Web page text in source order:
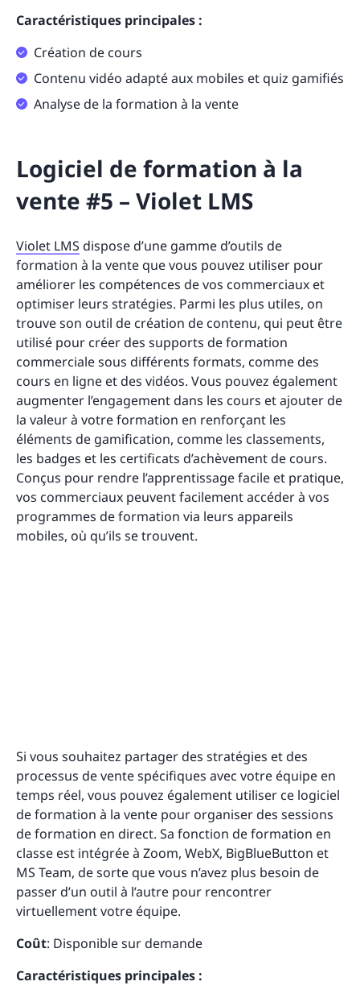
Caractéristiques principales :
Création de cours
Contenu vidéo adapté aux mobiles et quiz gamifiés
Analyse de la formation à la vente
Logiciel de formation à la
vente #5 – Violet LMS
Violet LMS dispose d’une gamme d’outils de
formation à la vente que vous pouvez utiliser pour
améliorer les compétences de vos commerciaux et
optimiser leurs stratégies. Parmi les plus utiles, on
trouve son outil de création de contenu, qui peut être
utilisé pour créer des supports de formation
commerciale sous différents formats, comme des
cours en ligne et des vidéos. Vous pouvez également
augmenter l’engagement dans les cours et ajouter de
la valeur à votre formation en renforçant les
éléments de gamification, comme les classements,
les badges et les certificats d’achèvement de cours.
Conçus pour rendre l’apprentissage facile et pratique,
vos commerciaux peuvent facilement accéder à vos
programmes de formation via leurs appareils
mobiles, où qu’ils se trouvent.
Si vous souhaitez partager des stratégies et des
processus de vente spécifiques avec votre équipe en
temps réel, vous pouvez également utiliser ce logiciel
de formation à la vente pour organiser des sessions
de formation en direct. Sa fonction de formation en
classe est intégrée à Zoom, WebX, BigBlueButton et
MS Team, de sorte que vous n’avez plus besoin de
passer d’un outil à l’autre pour rencontrer
virtuellement votre équipe.
Coût: Disponible sur demande
Caractéristiques principales :